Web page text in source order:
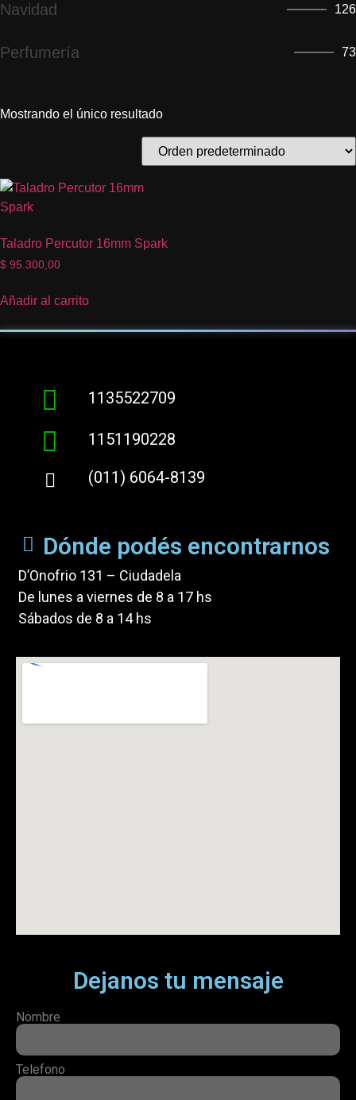
Navidad 126
Perfumería 73
Mostrando el único resultado
Taladro Percutor 16mm Spark
$ 95.300,00
Añadir al carrito
1135522709
1151190228
(011) 6064-8139
Dónde podés encontrarnos
D’Onofrio 131 – Ciudadela
De lunes a viernes de 8 a 17 hs
Sábados de 8 a 14 hs
Dejanos tu mensaje
Nombre
Telefono